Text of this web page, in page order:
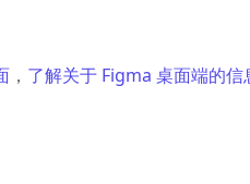
， 了解关于 Figma 桌面端的